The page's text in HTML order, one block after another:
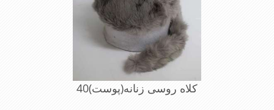
کلاه روسی زنانه(پوست)40